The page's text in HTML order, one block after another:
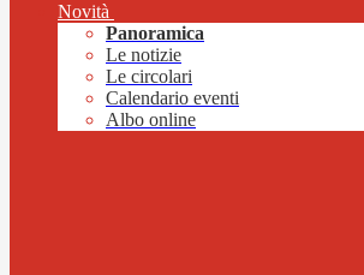
Novità
Panoramica
Le notizie
Le circolari
Calendario eventi
Albo online